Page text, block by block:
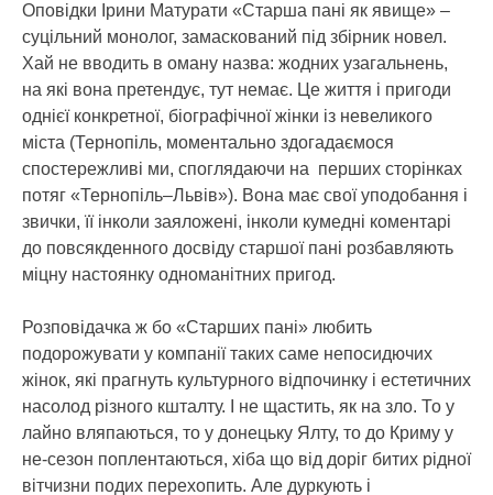
Оповідки Ірини Матурати «Старша пані як явище» –
суцільний монолог, замаскований під збірник новел.
Хай не вводить в оману назва: жодних узагальнень,
на які вона претендує, тут немає. Це життя і пригоди
однієї конкретної, біографічної жінки із невеликого
міста (Тернопіль, моментально здогадаємося
спостережливі ми, споглядаючи на перших сторінках
потяг «Тернопіль–Львів»). Вона має свої уподобання і
звички, її інколи заяложені, інколи кумедні коментарі
до повсякденного досвіду старшої пані розбавляють
міцну настоянку одноманітних пригод.
Розповідачка ж бо «Старших пані» любить
подорожувати у компанії таких саме непосидючих
жінок, які прагнуть культурного відпочинку і естетичних
насолод різного кшталту. І не щастить, як на зло. То у
лайно вляпаються, то у донецьку Ялту, то до Криму у
не-сезон поплентаються, хіба що від доріг битих рідної
вітчизни подих перехопить. Але дуркують і